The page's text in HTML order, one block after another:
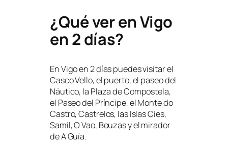
¿Qué ver en Vigo
en 2 días?
En Vigo en 2 días puedes visitar el
Casco Vello, el puerto, el paseo del
Náutico, la Plaza de Compostela,
el Paseo del Príncipe, el Monte do
Castro, Castrelos, las Islas Cíes,
Samil, O Vao, Bouzas y el mirador
de A Guía.